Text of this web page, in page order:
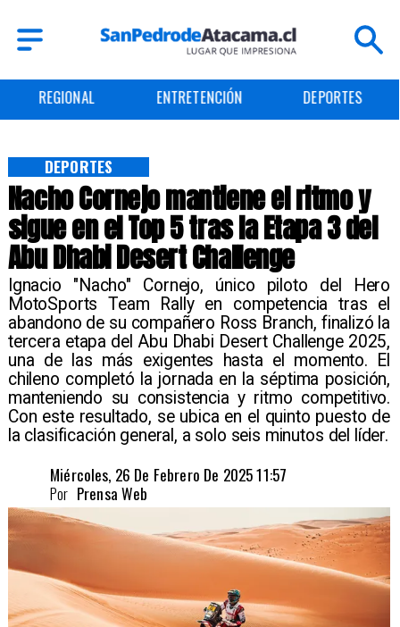
REGIONAL ENTRETENCIÓN DEPORTES
Nacho Cornejo mantiene el ritmo y
sigue en el Top 5 tras la Etapa 3 del
Abu Dhabi Desert Challenge
​Ignacio "Nacho" Cornejo, único piloto del Hero
MotoSports Team Rally en competencia tras el
abandono de su compañero Ross Branch, finalizó la
tercera etapa del Abu Dhabi Desert Challenge 2025,
una de las más exigentes hasta el momento. El
chileno completó la jornada en la séptima posición,
manteniendo su consistencia y ritmo competitivo.
Con este resultado, se ubica en el quinto puesto de
la clasificación general, a solo seis minutos del líder.
DEPORTES
Miércoles, 26 De Febrero De 2025 11:57
Prensa Web
Por